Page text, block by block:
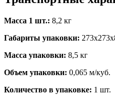
Масса 1 шт.: 8,2 кг
Габариты упаковки:
Масса упаковки: 8,5 кг
Объем упаковки: 0,065 м/куб.
Количество в упаковке: 1 шт.